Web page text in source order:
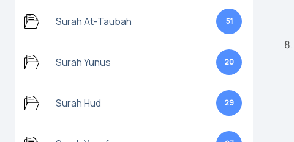
Surah At-Taubah 51
Surah Yunus 20
Surah Hud 29